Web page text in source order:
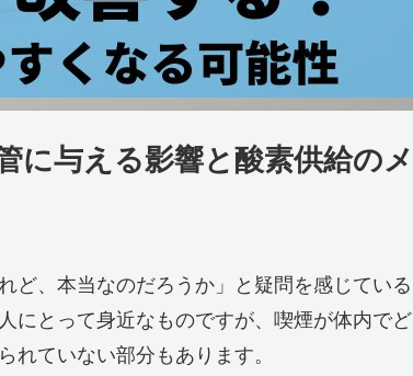
に与える影響と酸素供給のメ
ど、本当なのだろうか」と疑問を感じている
にとって身近なものですが、喫煙が体内でど
れていない部分もあります。